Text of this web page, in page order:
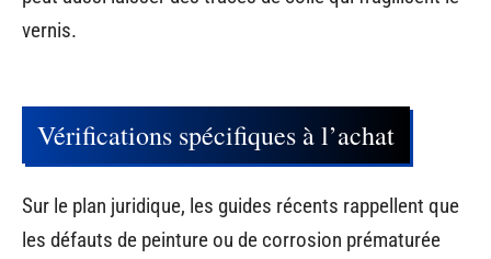
vernis.
Vérifications spécifiques à l’achat
Sur le plan juridique, les guides récents rappellent que
les défauts de peinture ou de corrosion prématurée